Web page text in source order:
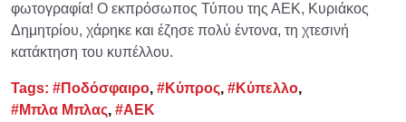
φωτογραφία! Ο εκπρόσωπος Τύπου της ΑΕΚ, Κυριάκος
Δημητρίου, χάρηκε και έζησε πολύ έντονα, τη χτεσινή
κατάκτηση του κυπέλλου.
Tags: #Ποδόσφαιρο, #Κύπρος, #Κύπελλο,
#Μπλα Μπλας, #ΑΕΚ